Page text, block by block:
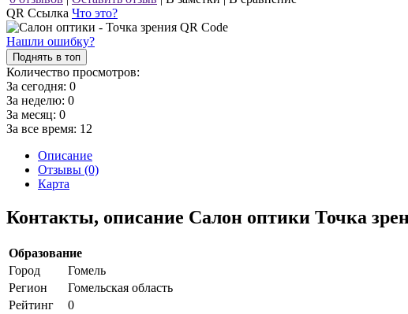
QR Ссылка Что это?
Нашли ошибку?
Поднять в топ
Количество просмотров:
За сегодня: 0
За неделю: 0
За месяц: 0
За все время: 12
Описание
Отзывы (0)
Карта
Контакты, описание Салон оптики Точка
Образование
Город
Гомель
Регион
Гомельская область
Рейтинг
0